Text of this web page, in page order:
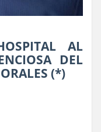
AL
DEL
(*)